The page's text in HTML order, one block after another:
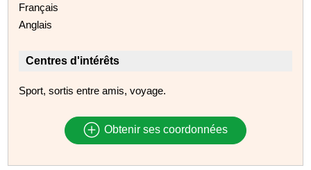
Français
Anglais
Centres d'intérêts
Sport, sortis entre amis, voyage.
Obtenir ses coordonnées